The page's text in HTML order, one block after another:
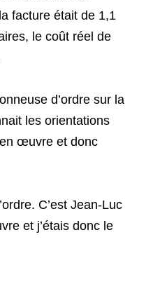
facture était de 1,1
le coût réel de
d’ordre sur la
les orientations
œuvre et donc
C’est Jean-Luc
et j’étais donc le